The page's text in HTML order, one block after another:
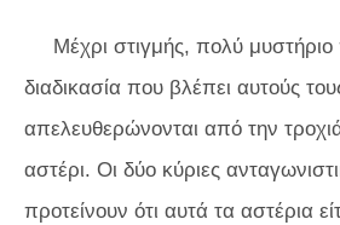
Μέχρι στιγμής, πολύ μυστήριο
διαδικασία που βλέπει αυτούς
απελευθερώνονται από την
αστέρι. Οι δύο κύριες
προτείνουν ότι αυτά τα αστέρια